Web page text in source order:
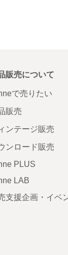
販売について
で売りたい
販売
ンテージ販売
ンロード販売
PLUS
LAB
支援企画・イベ